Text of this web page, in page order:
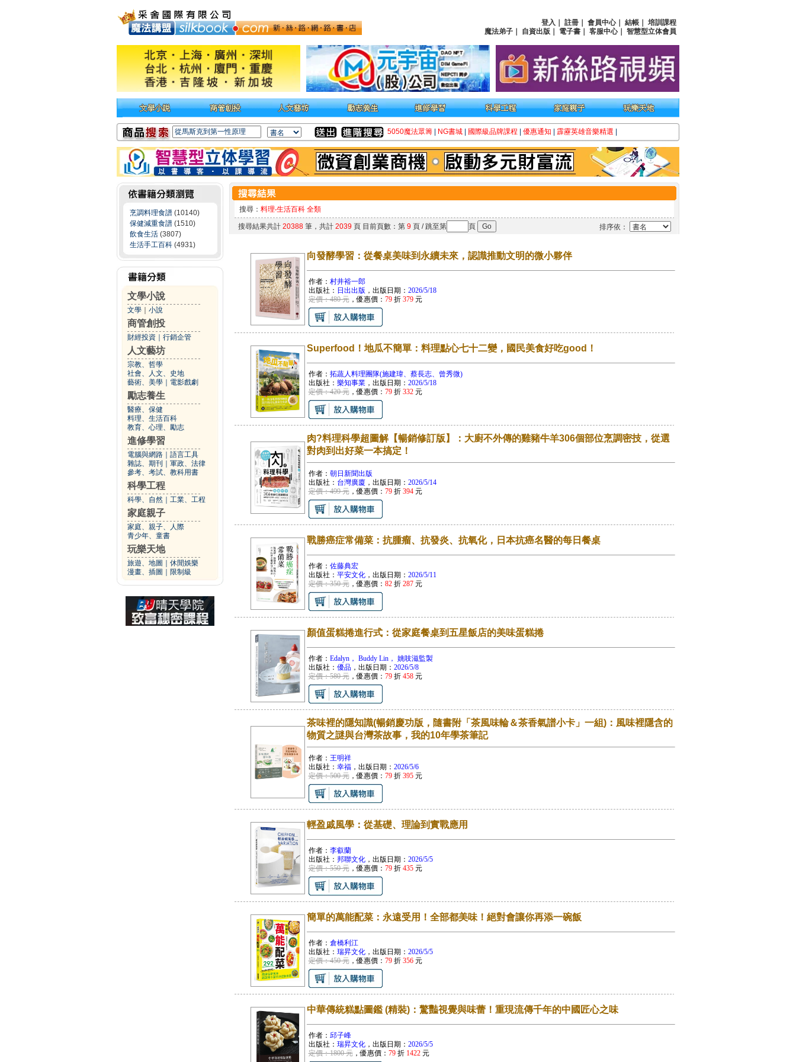
登入 註冊 會員中心｜ 結帳
培訓課程
魔法弟子
自資出版 電子書 客服中心｜ 智慧型立体會員
5050魔法眾籌 NG書城 國際級品牌課程 優惠通知 霹靂英雄音樂精選
烹調料理食譜 (10140)
保健減重食譜 (1510)
飲食生活 (3807)
生活手工百科 (4931)
文學小說
文學 小說
商管創投
財經投資 行銷企管
人文藝坊
宗教、哲學
社會、人文、史地
藝術、美學
電影戲劇
勵志養生
醫療、保健
料理、生活百科
教育、心理、勵志
進修學習
電腦與網路
語言工具
雜誌、期刊
軍政、法律
參考、考試、教科用書
科學工程
科學、自然 工業、工程
家庭親子
家庭、親子、人際
青少年、童書
玩樂天地
旅遊、地圖
休閒娛樂
漫畫、插圖
限制級
搜尋： 料理‧生活百科 全類
搜尋結果共計 20388筆，共計 2039 頁 目前頁數：第 9 頁 / 跳至第 頁 排序依：
向發酵學習：從餐桌美味到永續未來，認識推動文明的微小夥伴
作者： 村井裕一郎
出版社： 日出出版 ，出版日期： 2026/5/18
定價：480 元，優惠價： 79折 379元
Superfood！地瓜不簡單：料理點心七十二變，國民美食好吃good！
作者： 拓蔬人料理團隊(施建瑋、蔡長志、曾秀微)
出版社： 樂知事業，出版日期： 2026/5/18
定價：420 元，優惠價： 79折 332元
肉?料理科學超圖解【暢銷修訂版】：大廚不外傳的雞豬牛羊306個部位烹調密技，從選
對肉到出好菜一本搞定！
作者： 朝日新聞出版
出版社： 台灣廣廈，出版日期： 2026/5/14
定價：499 元，優惠價： 79折 394元
戰勝癌症常備菜：抗腫瘤、抗發炎、抗氧化，日本抗癌名醫的每日餐桌
作者： 佐藤典宏
出版社： 平安文化，出版日期： 2026/5/11
定價：350 元，優惠價： 82折 287元
顏值蛋糕捲進行式：從家庭餐桌到五星飯店的美味蛋糕捲
作者： Edalyn， Buddy Lin， 姚吱滋監製
出版社： 優品，出版日期： 2026/5/8
定價：580 元，優惠價： 79折 458元
茶味裡的隱知識(暢銷慶功版，隨書附「茶風味輪＆茶香氣譜小卡」一組)：風味裡隱含的
物質之謎與台灣茶故事，我的10年學茶筆記
作者： 王明祥
出版社： 幸福，出版日期： 2026/5/6
定價：500 元，優惠價： 79折 395元
輕盈戚風學：從基礎、理論到實戰應用
作者： 李叡蘭
出版社： 邦聯文化，出版日期： 2026/5/5
定價：550 元，優惠價： 79折 435元
簡單的萬能配菜：永遠受用！全部都美味！絕對會讓你再添一碗飯
作者： 倉橋利江
出版社： 瑞昇文化，出版日期： 2026/5/5
定價：450 元，優惠價： 79折 356元
中華傳統糕點圖鑑 (精裝)：驚豔視覺與味蕾！重現流傳千年的中國匠心之味
作者： 邱子峰
出版社： 瑞昇文化，出版日期： 2026/5/5
定價：1800 元，優惠價： 79折 1422元